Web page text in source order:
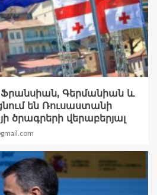
Գերմանիան և
են Ռուսաստանի
ծրագրերի վերաբերյալ